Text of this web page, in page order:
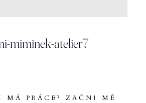
miminek-atelier7
PRÁCE? ZAČNI MĚ